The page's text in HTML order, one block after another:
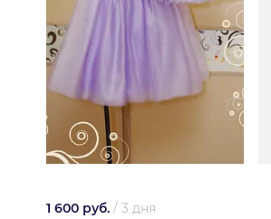
1 600 руб. / 3 дня